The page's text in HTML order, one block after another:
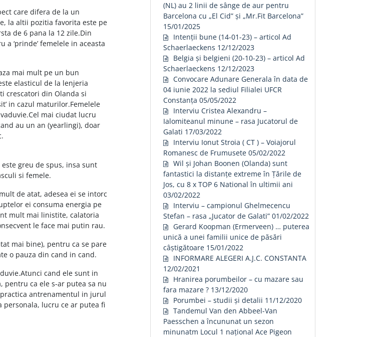
care difera de la un
la altii pozitia favorita este pe
de 6 pana la 12 zile.Din
‘prinde’ femelele in aceasta
mai mult pe un bun
elasticul de la lenjeria
crescatori din Olanda si
in cazul maturilor.Femelele
mai ciudat lucru
au un an (yearlingi), doar
greu de spus, insa sunt
si femele.
de atat, adesea ei se intorc
ei consuma energia pe
mult mai linistite, calatoria
le face mai putin rau.
mai bine), pentru ca se pare
o pauza din cand in cand.
cand ele sunt in
pentru ca ele s-ar putea sa nu
antrenamentul in jurul
personala, lucru ce ar putea fi
(NL) au 2 linii de sânge de aur pentru
Barcelona cu „El Cid” și „Mr.Fit Barcelona”
15/01/2025
Intenții bune (14-01-23) – articol Ad
Schaerlaeckens 12/12/2023
Belgia și belgieni (20-10-23) – articol Ad
Schaerlaeckens 12/12/2023
Convocare Adunare Generala în data de
04 iunie 2022 la sediul Filialei UFCR
Constanța 05/05/2022
Interviu Cristea Alexandru –
Ialomiteanul minune – rasa Jucatorul de
Galati 17/03/2022
Interviu Ionut Stroia ( CT ) – Voiajorul
Romanesc de Frumusete 05/02/2022
Wil și Johan Boonen (Olanda) sunt
fantastici la distanțe extreme în Țările de
Jos, cu 8 x TOP 6 National în ultimii ani
03/02/2022
Interviu – campionul Ghelmecencu
Stefan – rasa „Jucator de Galati” 01/02/2022
Gerard Koopman (Ermerveen) … puterea
unică a unei familii unice de păsări
câștigătoare 15/01/2022
INFORMARE ALEGERI A.J.C. CONSTANTA
12/02/2021
Hranirea porumbeilor – cu mazare sau
fara mazare ? 13/12/2020
Porumbei – studii și detalii 11/12/2020
Tandemul Van den Abbeel-Van
Paesschen a încununat un sezon
minunatm Locul 1 național Ace Pigeon